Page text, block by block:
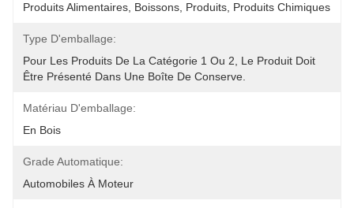
Produits Alimentaires, Boissons, Produits, Produits Chimiques
Type D'emballage:
Pour Les Produits De La Catégorie 1 Ou 2, Le Produit Doit
Être Présenté Dans Une Boîte De Conserve.
Matériau D'emballage:
En Bois
Grade Automatique:
Automobiles À Moteur